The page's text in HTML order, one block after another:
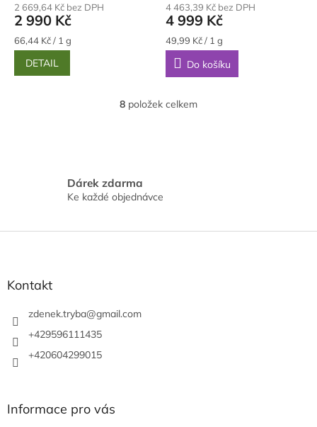
2 669,64 Kč bez DPH
2 990 Kč
Měrná
cena:
66,44 Kč / 1 g
DETAIL
4 463,39 Kč bez DPH
4 999 Kč
Měrná
cena:
49,99 Kč / 1 g
Do košíku
O
í
r
8 položek celkem
Dárek zdarma
Ke každé objednávce
Z
Kontakt
zdenek.tryba@gmail.com
+429596111435
+420604299015
Informace pro vás